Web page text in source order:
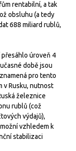
rentabilní, a tak
obsluhu (a tedy
688 miliard rublů,
úroveň 4
době jsou
pro tento
v Rusku, nutnost
železnice
rublů (což
výdajů),
vzhledem k
stabilizaci